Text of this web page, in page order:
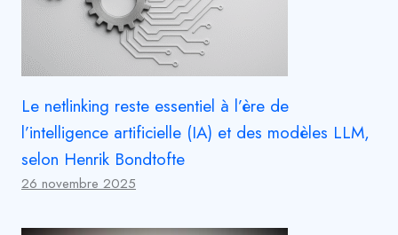
Le netlinking reste essentiel à l’ère de
l’intelligence artificielle (IA) et des modèles LLM,
selon Henrik Bondtofte
26 novembre 2025